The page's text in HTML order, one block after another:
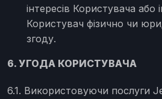
інтересів Користувача або
Користувач фізично чи
згоду.
6. УГОДА КОРИСТУВАЧА
6.1. Використовуючи послуги